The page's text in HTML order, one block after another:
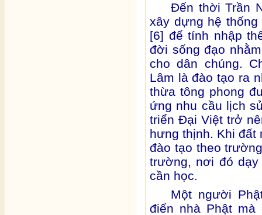
Đến thời Trần
xây dựng hệ thống
[6] để tính nhập
đời sống đạo
cho dân chúng.
Lâm là đào tạo ra
thừa tông phong
ứng nhu cầu lịch
triển Đại Việt trở
hưng thịnh. Khi
đào tạo theo
trường, nơi đó
cần học.
Một người
điển nhà Phật mà